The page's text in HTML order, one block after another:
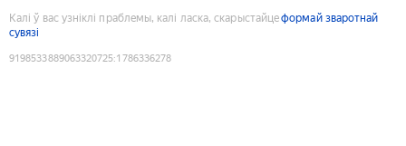
Калі ў вас узніклі праблемы, калі ласка, скарыстайцеформай зваротнай
сувязі
9198533889063320725:1786336278